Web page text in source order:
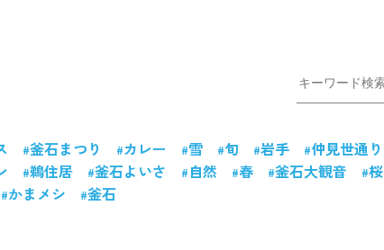
釜石まつり カレー 雪 旬 岩手 仲見世通り
鵜住居 釜石よいさ 自然 春 釜石大観音 桜
かまメシ 釜石